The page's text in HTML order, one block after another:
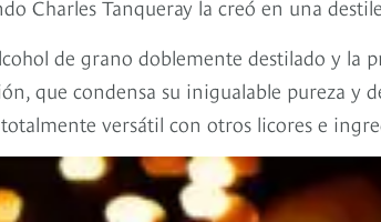
Charles Tanqueray la creó en una
de grano doblemente destilado y la
que condensa su inigualable pureza y
versátil con otros licores e